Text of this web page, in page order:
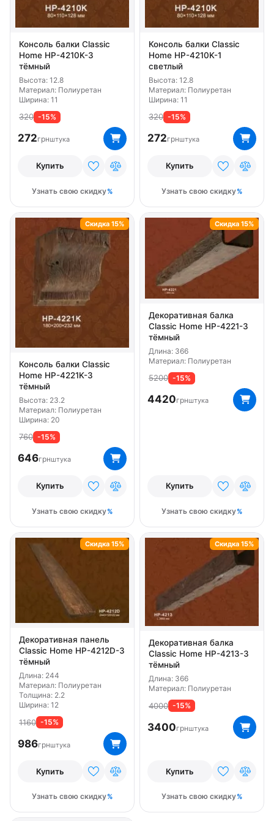
Консоль балки Classic
Home HP-4210K-3
тёмный
Высота: 12.8
Материал: Полиуретан
Ширина: 11
320 -15%
272грнштука
Купить
Узнать свою скидку
Консоль балки Classic
Home HP-4210K-1
светлый
Высота: 12.8
Материал: Полиуретан
Ширина: 11
320 -15%
272грнштука
Купить
Узнать свою скидку
Консоль балки Classic
Home HP-4221K-3
тёмный
Высота: 23.2
Материал: Полиуретан
Ширина: 20
760 -15%
646грнштука
Купить
Узнать свою скидку
Скидка 15%
Декоративная балка
Classic Home HP-4221-3
тёмный
Длина: 366
Материал: Полиуретан
5200 -15%
4420грнштука
Купить
Узнать свою скидку
Скидка 15%
Декоративная панель
Classic Home HP-4212D-3
тёмный
Длина: 244
Материал: Полиуретан
Толщина: 2.2
Ширина: 12
1160 -15%
986грнштука
Купить
Узнать свою скидку
Скидка 15%
Декоративная балка
Classic Home HP-4213-3
тёмный
Длина: 366
Материал: Полиуретан
4000 -15%
3400грнштука
Купить
Узнать свою скидку
Скидка 15%